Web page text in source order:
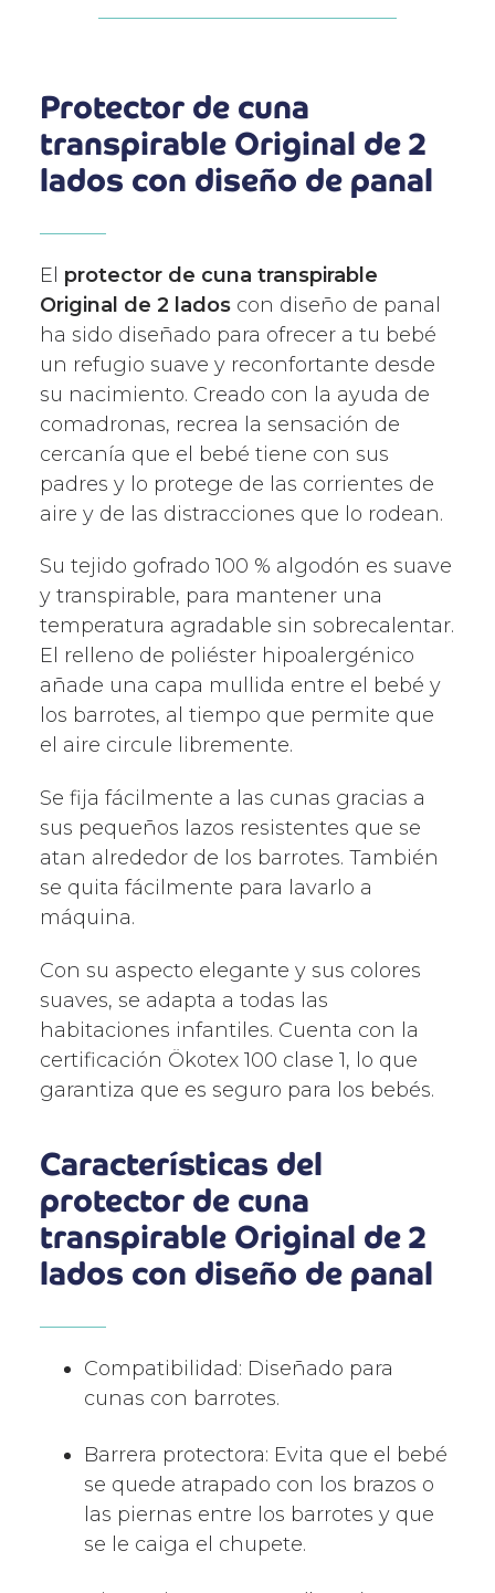
Protector de cuna
transpirable Original de 2
lados con diseño de panal
El protector de cuna transpirable
Original de 2 lados con diseño de panal
ha sido diseñado para ofrecer a tu bebé
un refugio suave y reconfortante desde
su nacimiento. Creado con la ayuda de
comadronas, recrea la sensación de
cercanía que el bebé tiene con sus
padres y lo protege de las corrientes de
aire y de las distracciones que lo rodean.
Su tejido gofrado 100 % algodón es suave
y transpirable, para mantener una
temperatura agradable sin sobrecalentar.
El relleno de poliéster hipoalergénico
añade una capa mullida entre el bebé y
los barrotes, al tiempo que permite que
el aire circule libremente.
Se fija fácilmente a las cunas gracias a
sus pequeños lazos resistentes que se
atan alrededor de los barrotes. También
se quita fácilmente para lavarlo a
máquina.
Con su aspecto elegante y sus colores
suaves, se adapta a todas las
habitaciones infantiles. Cuenta con la
certificación Ökotex 100 clase 1, lo que
garantiza que es seguro para los bebés.
Características del
protector de cuna
transpirable Original de 2
lados con diseño de panal
Compatibilidad: Diseñado para
cunas con barrotes.
Barrera protectora: Evita que el bebé
se quede atrapado con los brazos o
las piernas entre los barrotes y que
se le caiga el chupete.